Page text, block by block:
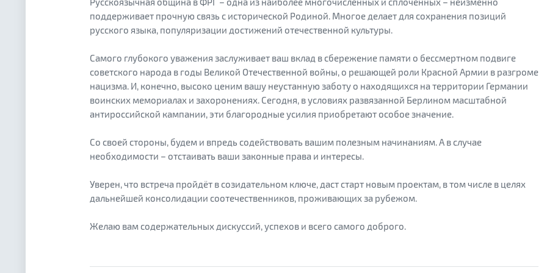
поддерживает прочную связь с исторической Родиной. Многое делает для сохранения позиций
русского языка, популяризации достижений отечественной культуры.
Самого глубокого уважения заслуживает ваш вклад в сбережение памяти о бессмертном подвиге
советского народа в годы Великой Отечественной войны, о решающей роли Красной Армии в разгроме
нацизма. И, конечно, высоко ценим вашу неустанную заботу о находящихся на территории Германии
воинских мемориалах и захоронениях. Сегодня, в условиях развязанной Берлином масштабной
антироссийской кампании, эти благородные усилия приобретают особое значение.
Со своей стороны, будем и впредь содействовать вашим полезным начинаниям. А в случае
необходимости – отстаивать ваши законные права и интересы.
Уверен, что встреча пройдёт в созидательном ключе, даст старт новым проектам, в том числе в целях
дальнейшей консолидации соотечественников, проживающих за рубежом.
Желаю вам содержательных дискуссий, успехов и всего самого доброго.